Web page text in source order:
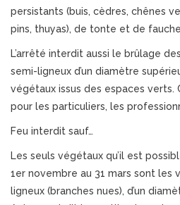
persistants (buis, cèdres, chênes
pins, thuyas), de tonte et de
L’arrêté interdit aussi le brûlage
semi-ligneux d’un diamètre
végétaux issus des espaces
pour les particuliers, les
Feu interdit sauf…
Les seuls végétaux qu’il est
1er novembre au 31 mars sont les
ligneux (branches nues), d’un